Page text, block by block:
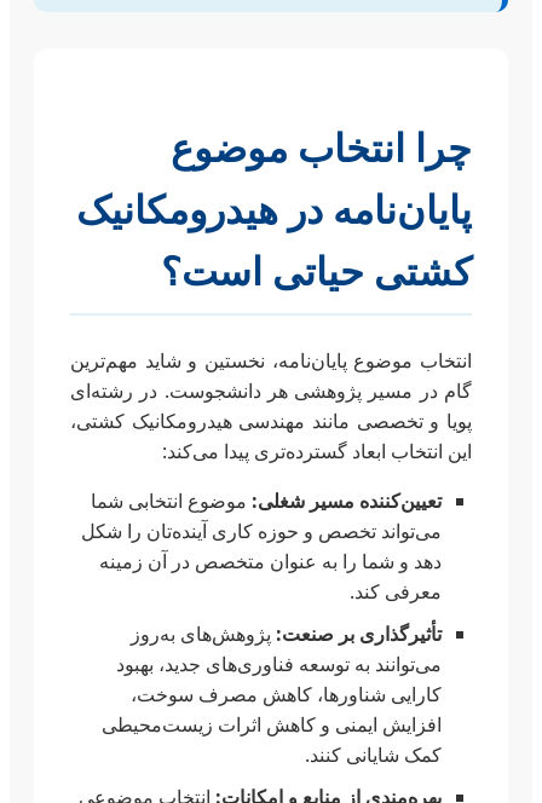
چرا انتخاب موضوع
پایان‌نامه در هیدرومکانیک
کشتی حیاتی است؟
انتخاب موضوع پایان‌نامه، نخستین و شاید مهم‌ترین
گام در مسیر پژوهشی هر دانشجوست. در رشته‌ای
پویا و تخصصی مانند مهندسی هیدرومکانیک کشتی،
این انتخاب ابعاد گسترده‌تری پیدا می‌کند:
تعیین‌کننده مسیر شغلی: موضوع انتخابی شما
می‌تواند تخصص و حوزه کاری آینده‌تان را شکل
دهد و شما را به عنوان متخصص در آن زمینه
معرفی کند.
تأثیرگذاری بر صنعت: پژوهش‌های به‌روز
می‌توانند به توسعه فناوری‌های جدید، بهبود
کارایی شناورها، کاهش مصرف سوخت،
افزایش ایمنی و کاهش اثرات زیست‌محیطی
کمک شایانی کنند.
بهره‌مندی از منابع و امکانات: انتخاب موضوعی